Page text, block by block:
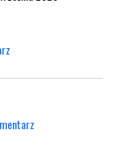
19:33:33